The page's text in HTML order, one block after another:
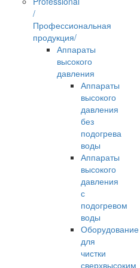
/
Профессиональная
продукция/
Аппараты
высокого
давления
Аппараты
высокого
давления
без
подогрева
воды
Аппараты
высокого
давления
с
подогревом
воды
Оборудование
для
чистки
сверхвысоким